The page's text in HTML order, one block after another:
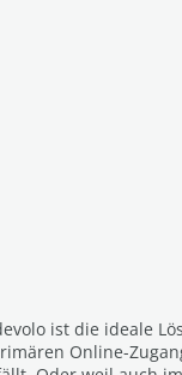
ist die ideale
Online-